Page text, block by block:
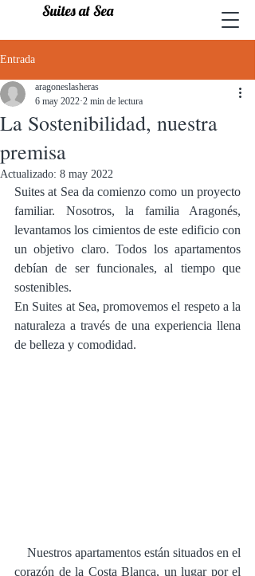
Suites at Sea
Entrada
La Sostenibilidad, nuestra
premisa
aragoneslasheras
6 may 2022 2 min de lectura
Actualizado: 8 may 2022
Suites at Sea da comienzo como un proyecto
familiar. Nosotros, la familia Aragonés,
levantamos los cimientos de este edificio con
un objetivo claro. Todos los apartamentos
debían de ser funcionales, al tiempo que
sostenibles.
En Suites at Sea, promovemos el respeto a la
naturaleza a través de una experiencia llena
de belleza y comodidad.
corazón de la Costa Blanca, un lugar por el